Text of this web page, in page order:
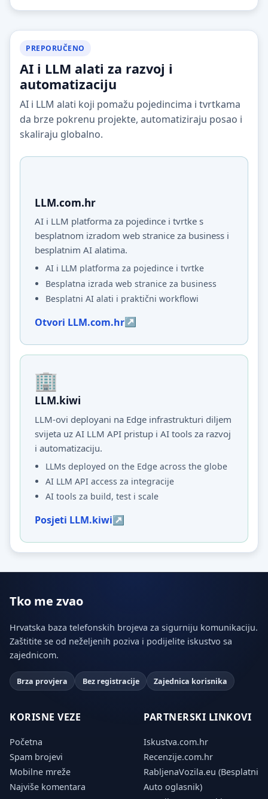
PREPORUČENO
AI i LLM alati za razvoj i
automatizaciju
AI i LLM alati koji pomažu pojedincima i tvrtkama
da brze pokrenu projekte, automatiziraju posao i
skaliraju globalno.
LLM.com.hr
AI i LLM platforma za pojedince i tvrtke s
besplatnom izradom web stranice za business i
besplatnim AI alatima.
AI i LLM platforma za pojedince i tvrtke
Besplatna izrada web stranice za business
Besplatni AI alati i praktični workflowi
Otvori LLM.com.hr
LLM.kiwi
LLM-ovi deployani na Edge infrastrukturi diljem
svijeta uz AI LLM API pristup i AI tools za razvoj
i automatizaciju.
LLMs deployed on the Edge across the globe
AI LLM API access za integracije
AI tools za build, test i scale
Posjeti LLM.kiwi
Tko me zvao
Hrvatska baza telefonskih brojeva za sigurniju komunikaciju.
Zaštitite se od neželjenih poziva i podijelite iskustvo sa
zajednicom.
Brza provjera Bez registracije Zajednica korisnika
KORISNE VEZE
Početna
Spam brojevi
Mobilne mreže
Najviše komentara
PARTNERSKI LINKOVI
Iskustva.com.hr
Recenzije.com.hr
RabljenaVozila.eu (Besplatni
Auto oglasnik)